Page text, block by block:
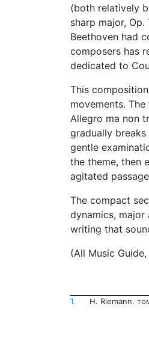
(both relatively
sharp major,
Beethoven had
composers has
dedicated to
This
movements.
Allegro ma non
gradually
gentle
the theme, then
agitated
The compact
dynamics,
writing that
(All Music Guide,
1. Н. Riemann.